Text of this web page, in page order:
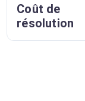
Coût de
résolution